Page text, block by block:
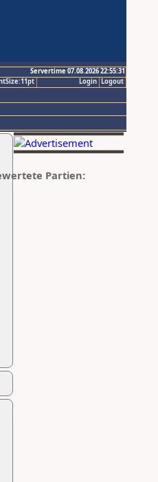
Servertime 07.08.2026 22:55:31
Logout
Login
Partien: